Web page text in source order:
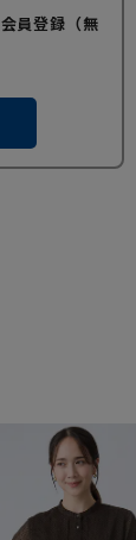
会員登録（無